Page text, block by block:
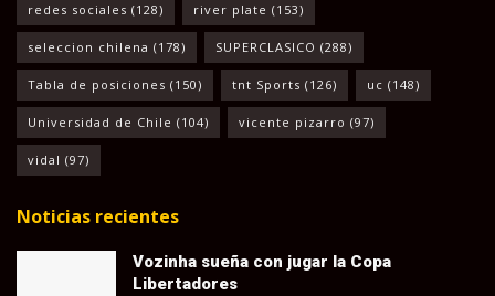
redes sociales (128) river plate (153)
seleccion chilena (178) SUPERCLASICO (288)
Tabla de posiciones (150) tnt Sports (126) uc (148)
Universidad de Chile (104) vicente pizarro (97)
vidal (97)
Noticias recientes
Vozinha sueña con jugar la Copa
Libertadores